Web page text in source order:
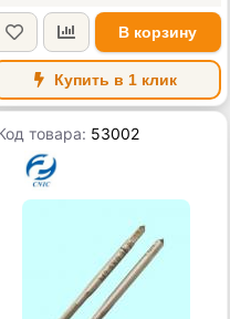
В корзину
Купить в 1 клик
товара: 53002